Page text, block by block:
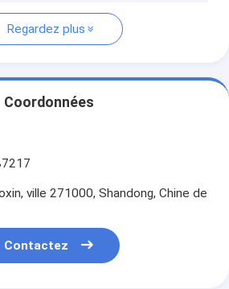
Regardez plus
Coordonnées
ville 271000, Shandong, Chine de
Contactez